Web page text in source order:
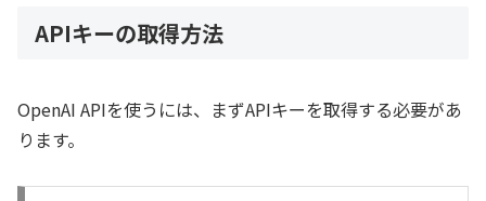
APIキーの取得方法
OpenAI APIを使うには、まずAPIキーを取得する必要があ
ります。